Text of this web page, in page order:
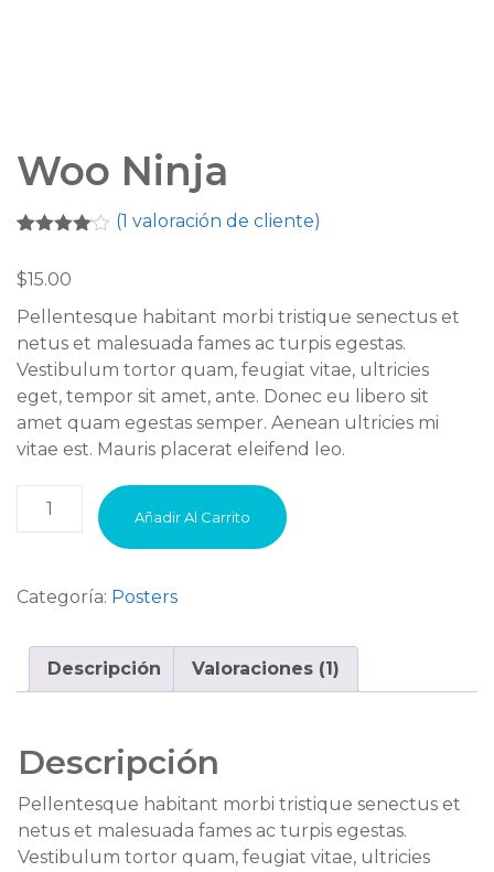
Woo Ninja
de 5 en
valoración
de un
cliente
(1 valoración de cliente)
$15.00
Pellentesque habitant morbi tristique senectus et
netus et malesuada fames ac turpis egestas.
Vestibulum tortor quam, feugiat vitae, ultricies
eget, tempor sit amet, ante. Donec eu libero sit
amet quam egestas semper. Aenean ultricies mi
vitae est. Mauris placerat eleifend leo.
Woo
Añadir Al Carrito
Categoría: Posters
Descripción Valoraciones (1)
Descripción
Pellentesque habitant morbi tristique senectus et
netus et malesuada fames ac turpis egestas.
Vestibulum tortor quam, feugiat vitae, ultricies